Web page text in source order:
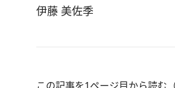
伊藤 美佐季